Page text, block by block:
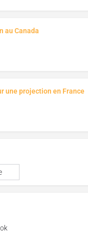
au Canada
une projection en France